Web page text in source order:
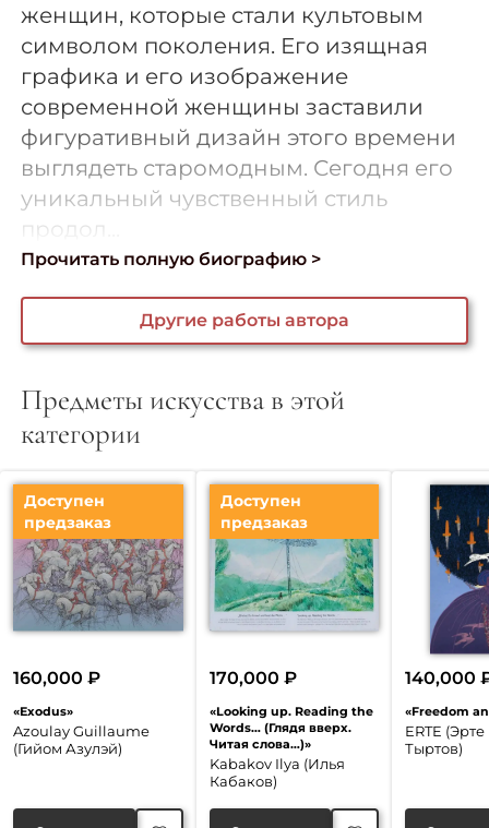
женщин, которые стали культовым
символом поколения. Его изящная
графика и его изображение
современной женщины заставили
фигуративный дизайн этого времени
выглядеть старомодным. Сегодня его
уникальный чувственный стиль
продол...
Прочитать полную биографию >
Другие работы автора
Предметы искусства в этой
категории
Доступен
предзаказ
«Exodus»
Azoulay Guillaume
(Гийом Азулэй)
160,000₽
Доступен
предзаказ
«Looking up. Reading the
Words… (Глядя вверх.
Читая слова…)»
Kabakov Ilya (Илья
Кабаков)
170,000 ₽
«Freedom
ERTE
Тыртов)
140,000